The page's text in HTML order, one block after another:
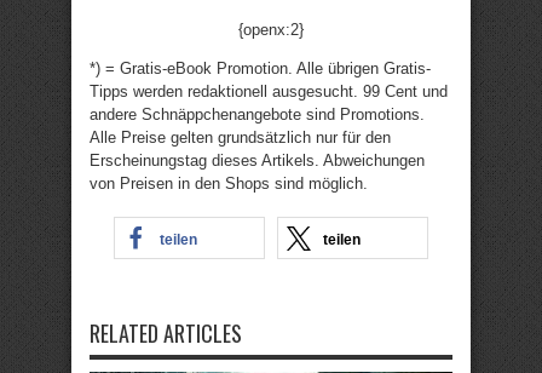
{openx:2}
*) = Gratis-eBook Promotion. Alle übrigen Gratis-
Tipps werden redaktionell ausgesucht. 99 Cent und
andere Schnäppchenangebote sind Promotions.
Alle Preise gelten grundsätzlich nur für den
Erscheinungstag dieses Artikels. Abweichungen
von Preisen in den Shops sind möglich.
teilen teilen
RELATED ARTICLES